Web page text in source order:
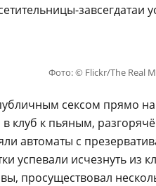
завсегдатаи
Фото: © Flickr/The Real
сексом прямо
в клуб к пьяным,
автоматы с
успевали исчезнуть из
просуществовал